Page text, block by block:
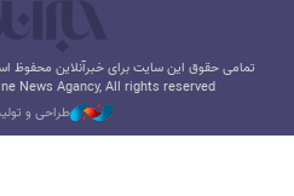
تمامی حقوق این سایت برای خبرآنلاین محفوظ
News Agancy, All rights reserved
طراحی و